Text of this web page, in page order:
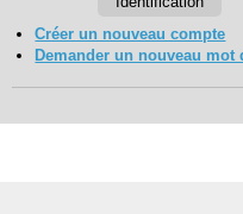
Créer un nouveau compte
Demander un nouveau mot